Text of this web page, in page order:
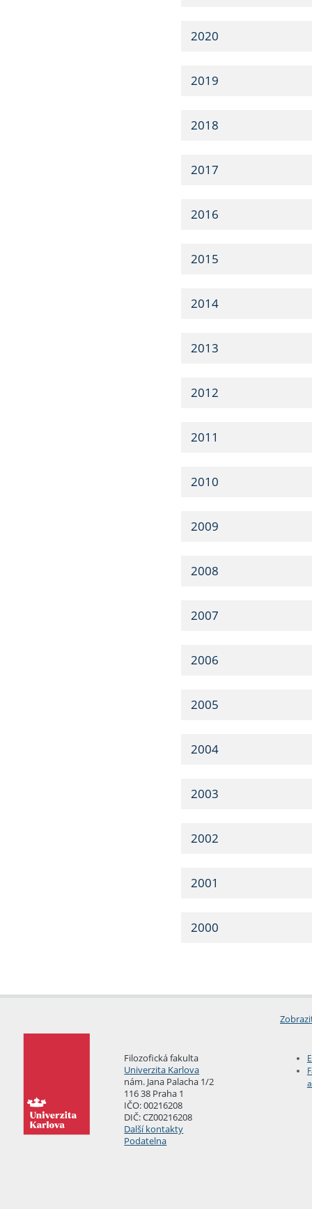
2020
2019
2018
2017
2016
2015
2014
2013
2012
2011
2010
2009
2008
2007
2006
2005
2004
2003
2002
2001
2000
Filozofická fakulta
Univerzita Karlova
nám. Jana Palacha 1/2
116 38 Praha 1
IČO: 00216208
DIČ: CZ00216208
Další kontakty
Podatelna